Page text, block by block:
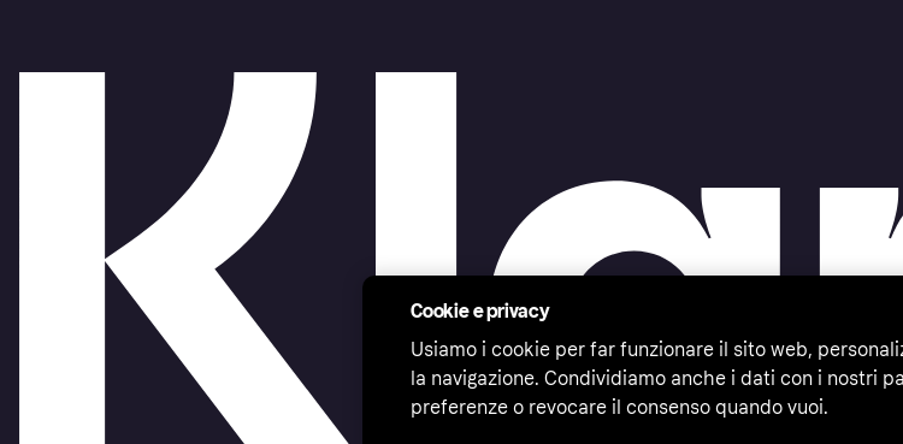
Cookie e privacy
Usiamo i cookie per far funzionare il sito web,
la navigazione. Condividiamo anche i dati con i nostri
preferenze o revocare il consenso quando vuoi.